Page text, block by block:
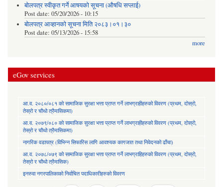
बोलपत्र स्वीकृत गर्ने आषयको सूचना (औषधि सप्लाई)
Post date: 05/20/2026 - 10:15
बोलपत्र आव्हानको सूचना मिति २०८३।०१।३०
Post date: 05/13/2026 - 15:58
more
eGov services
आ.व. २०८०/०८१ को सामाजिक सुरक्षा भत्ता प्राप्त गर्ने लाभग्राहीहरुको विवरण (प्रथम, दोस्रो,
तेस्रो र चौथो त्रैमासिकमा)
आ.व. २०७९/०८० को सामाजिक सुरक्षा भत्ता प्राप्त गर्ने लाभग्राहीहरुको विवरण (प्रथम, दोस्रो,
तेस्रो र चौथो त्रैमासिकमा)
नागरिक वडापत्र (विभिन्न सिफारिस लागि आवश्यक कागजात तथा निवेदनको ढाँचा)
आ.व. २०७८/०७९ को सामाजिक सुरक्षा भत्ता प्राप्त गर्ने लाभग्राहिहरुको विवरण (प्रथम, दोस्रो,
तेस्रो र चौथो त्रैमासिक)
इनरुवा नगरपालिकाको निर्वाचित पदाधिकारीहरुको विवरण